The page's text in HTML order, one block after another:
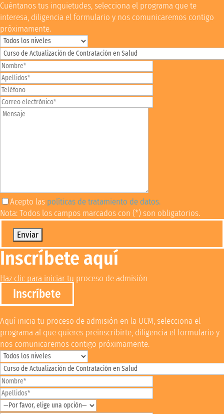
Cuéntanos tus inquietudes, selecciona el programa que te
interesa, diligencia el formulario y nos comunicaremos contigo
próximamente.
Acepto las políticas de tratamiento de datos.
Nota: Todos los campos marcados con (*) son obligatorios.
Inscríbete aquí
Haz clic para iniciar tu proceso de admisión
Inscríbete
Aquí inicia tu proceso de admisión en la UCM, selecciona el
programa al que quieres preinscribirte, diligencia el formulario y
nos comunicaremos contigo próximamente.